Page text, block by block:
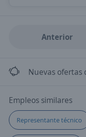
Anterior
Nuevas ofertas
Empleos similares
Representante técnico